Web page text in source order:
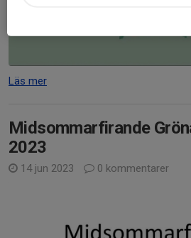
Läs mer
Midsommarfirande
2023
14 jun 2023 0 kommentarer